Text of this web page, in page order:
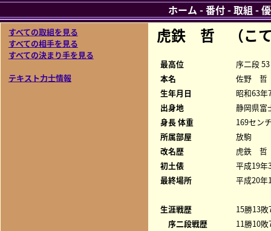
すべての取組を見る
すべての相手を見る
すべての決まり手を見る
テキスト力士情報
虎鉄 哲 （こ
最高位
序二段 53
本名
佐野 哲
生年月日
昭和63年
出身地
静岡県富
身長 体重
169セン
所属部屋
放駒
改名歴
虎鉄 哲
初土俵
平成19年
最終場所
平成20年
生涯戦歴
15勝13
序二段戦歴
11勝10
ホーム -番付-取組 -